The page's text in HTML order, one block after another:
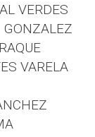
VERDES
VARELA